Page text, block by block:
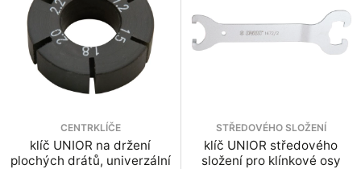
CENTRKLÍČE
klíč UNIOR na držení
plochých drátů, univerzální
STŘEDOVÉHO SLOŽENÍ
klíč UNIOR středového
složení pro klínkové osy